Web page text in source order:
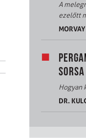
A
ezelőtt
SORSA
Hogyan
DR.